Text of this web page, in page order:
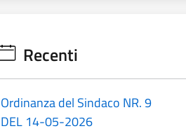
Recenti
Ordinanza del Sindaco NR. 9
DEL 14-05-2026